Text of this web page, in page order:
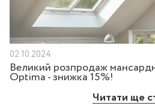
02.10.2024
Великий розпродаж
Optima - знижка 15%!
Читати ще